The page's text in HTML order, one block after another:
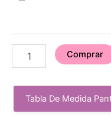
Comprar
Tabla De Medida